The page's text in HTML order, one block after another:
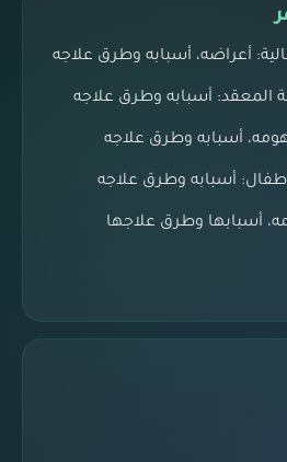
أعراضه، أسبابه وطرق علاجه
المعقد: أسبابه وطرق علاجه
أسبابه وطرق علاجه
أسبابه وطرق علاجه
أسبابها وطرق علاجها